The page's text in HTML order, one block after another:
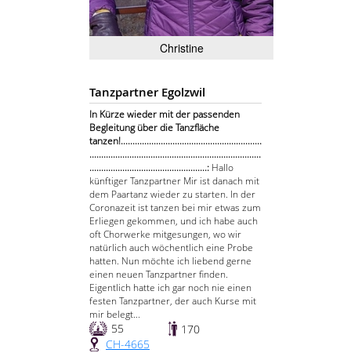
Christine
Tanzpartner Egolzwil
In Kürze wieder mit der passenden
Begleitung über die Tanzfläche
tanzen!............................................................
.........................................................................
..................................................: Hallo
künftiger Tanzpartner Mir ist danach mit
dem Paartanz wieder zu starten. In der
Coronazeit ist tanzen bei mir etwas zum
Erliegen gekommen, und ich habe auch
oft Chorwerke mitgesungen, wo wir
natürlich auch wöchentlich eine Probe
hatten. Nun möchte ich liebend gerne
einen neuen Tanzpartner finden.
Eigentlich hatte ich gar noch nie einen
festen Tanzpartner, der auch Kurse mit
mir belegt...
55
170
CH-4665